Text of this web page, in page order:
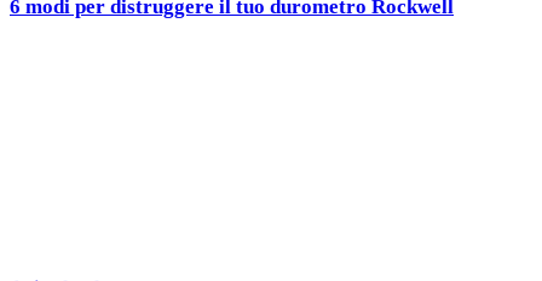
6 modi per distruggere il tuo durometro Rockwell